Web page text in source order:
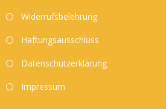
Widerrufsbelehrung
Haftungsausschluss
Datenschutzerklärung
Impressum